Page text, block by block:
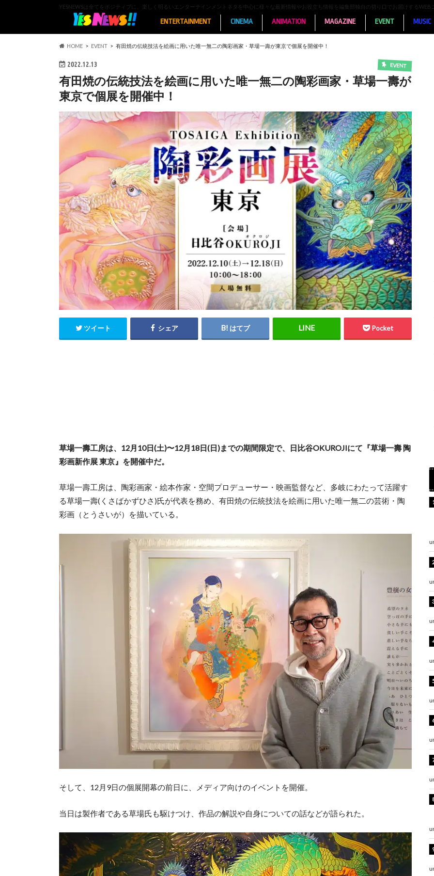
YESNEWSは全てをポジティブに、楽しく明るいエンターテインメントネタを中心に様々な最新情報やお役立ち情報を編集部独自の切り口でお届けするWEB
ENTERTAINMENT CINEMA ANIMATION MAGAZINE EVENT MUSIC
HOME EVENT 有田焼の伝統技法を絵画に用いた唯一無二の陶彩画家・草場一壽が東京で個展を開催中！
2022.12.13 EVENT
有田焼の伝統技法を絵画に用いた唯一無二の陶彩画家・草場一壽が
東京で個展を開催中！
ツイート シェア はてブ Pocket
草場一壽工房は、12月10日(土)〜12月18日(日)までの期間限定で、日比谷OKUROJIにて『草場一壽 陶
彩画新作展 東京』を開催中だ。
草場一壽工房は、陶彩画家・絵本作家・空間プロデューサー・映画監督など、多岐にわたって活躍す
る草場一壽(くさばかずひさ)氏が代表を務め、有田焼の伝統技法を絵画に用いた唯一無二の芸術・陶
彩画（とうさいが）を描いている。
そして、12月9日の個展開幕の前日に、メディア向けのイベントを開催。
当日は製作者である草場氏も駆けつけ、作品の解説や自身についての話などが語られた。